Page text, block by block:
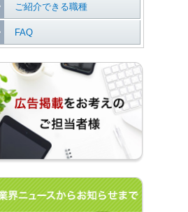
ご紹介できる職種
FAQ